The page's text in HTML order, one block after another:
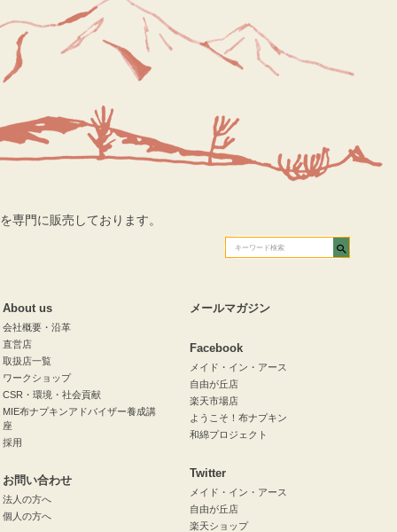
専門に販売しております。
About us
会社概要・沿革
直営店
取扱店一覧
ワークショップ
CSR・環境・社会貢献
MIE布ナプキンアドバイザー養成講
座
採用
お問い合わせ
法人の方へ
個人の方へ
メールマガジン
Facebook
メイド・イン・アース
自由が丘店
楽天市場店
ようこそ！布ナプキン
和綿プロジェクト
Twitter
メイド・イン・アース
自由が丘店
楽天ショップ